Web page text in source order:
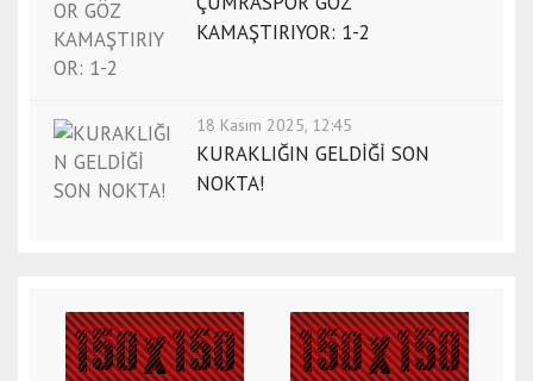
KAMAŞTIRIYOR: 1-2
18 Kasım 2025, 12:45
KURAKLIĞIN GELDİĞİ SON
NOKTA!